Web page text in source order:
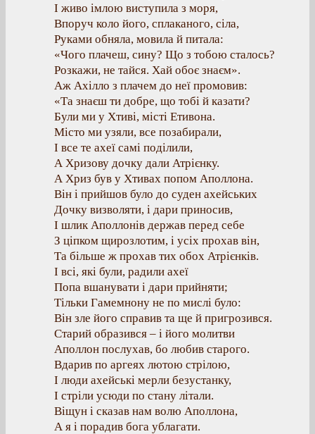
І живо імлою виступила з моря,
Впоруч коло його, сплаканого, сіла,
Руками обняла, мовила й питала:
«Чого плачеш, сину? Що з тобою сталось?
Розкажи, не тайся. Хай обоє знаєм».
Аж Ахілло з плачем до неї промовив:
«Та знаєш ти добре, що тобі й казати?
Були ми у Хтиві, місті Етивона.
Місто ми узяли, все позабирали,
І все те ахеї самі поділили,
А Хризову дочку дали Атрієнку.
А Хриз був у Хтивах попом Аполлона.
Він і прийшов було до суден ахейських
Дочку визволяти, і дари приносив,
І шлик Аполлонів держав перед себе
З ціпком щирозлотим, і усіх прохав він,
Та більше ж прохав тих обох Атрієнків.
І всі, які були, радили ахеї
Попа вшанувати і дари прийняти;
Тільки Гамемнону не по мислі було:
Він зле його справив та ще й пригрозився.
Старий образився – і його молитви
Аполлон послухав, бо любив старого.
Вдарив по аргеях лютою стрілою,
І люди ахейські мерли безустанку,
І стріли усюди по стану літали.
Віщун і сказав нам волю Аполлона,
А я і порадив бога ублагати.